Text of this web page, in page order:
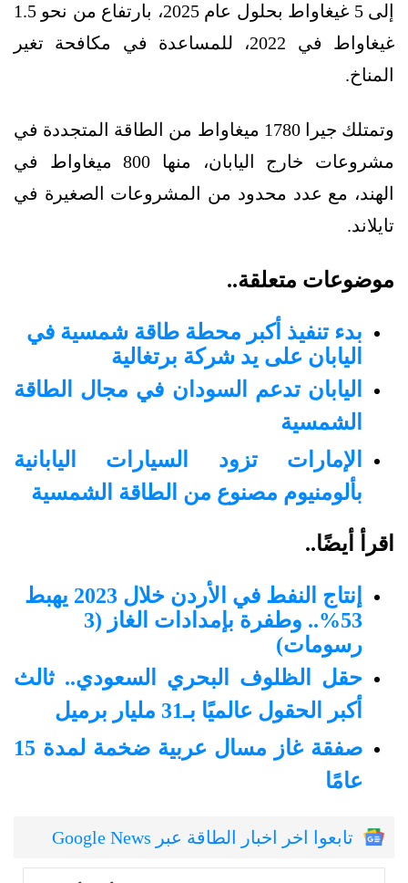
إلى 5 غيغاواط بحلول عام 2025، بارتفاع من نحو 1.5
غيغاواط في 2022، للمساعدة في مكافحة تغير
المناخ.
وتمتلك جيرا 1780 ميغاواط من الطاقة المتجددة في
مشروعات خارج اليابان، منها 800 ميغاواط في
الهند، مع عدد محدود من المشروعات الصغيرة في
تايلاند.
موضوعات متعلقة..
بدء تنفيذ أكبر محطة طاقة شمسية في
اليابان على يد شركة برتغالية
اليابان تدعم السودان في مجال الطاقة
الشمسية
الإمارات تزود السيارات اليابانية
بألومنيوم مصنوع من الطاقة الشمسية
اقرأ أيضًا..
إنتاج النفط في الأردن خلال 2023 يهبط
53%.. وطفرة بإمدادات الغاز (3
رسومات)
حقل الظلوف البحري السعودي.. ثالث
أكبر الحقول عالميًا بـ31 مليار برميل
صفقة غاز مسال عربية ضخمة لمدة 15
عامًا
تابعوا اخر اخبار الطاقة عبر Google News